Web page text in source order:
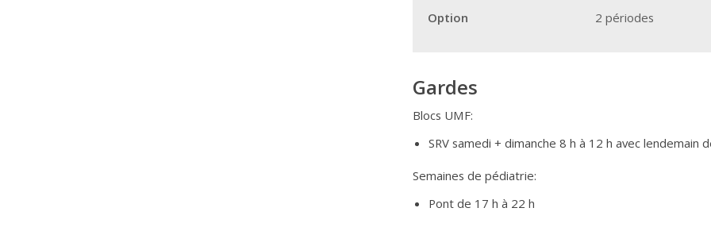
Option 2 périodes
Gardes
Blocs UMF:
SRV samedi + dimanche 8 h à 12 h avec lendemain
Semaines de pédiatrie:
Pont de 17 h à 22 h